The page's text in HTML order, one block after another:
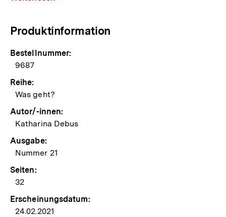
Produktinformation
Bestellnummer:
9687
Reihe:
Was geht?
Autor/-innen:
Katharina Debus
Ausgabe:
Nummer 21
Seiten:
32
Erscheinungsdatum:
24.02.2021